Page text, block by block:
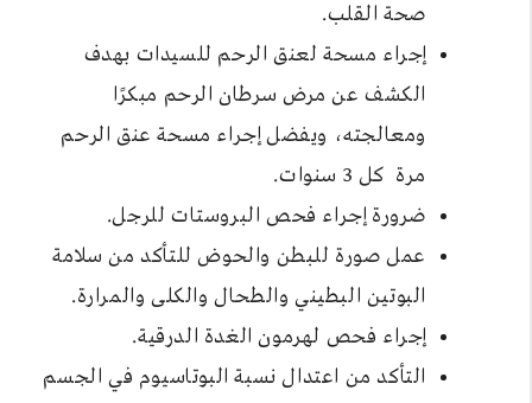
صحة القلب.
إجراء مسحة لعنق الرحم للسيدات بهدف
الكشف عن مرض سرطان الرحم مبكرًا
ومعالجته، ويفضل إجراء مسحة عنق الرحم
مرة كل 3 سنوات.
ضرورة إجراء فحص البروستات للرجل.
عمل صورة للبطن والحوض للتأكد من سلامة
البوتين البطيني والطحال والكلى والمرارة.
إجراء فحص لهرمون الغدة الدرقية.
التأكد من اعتدال نسبة البوتاسيوم في الجسم